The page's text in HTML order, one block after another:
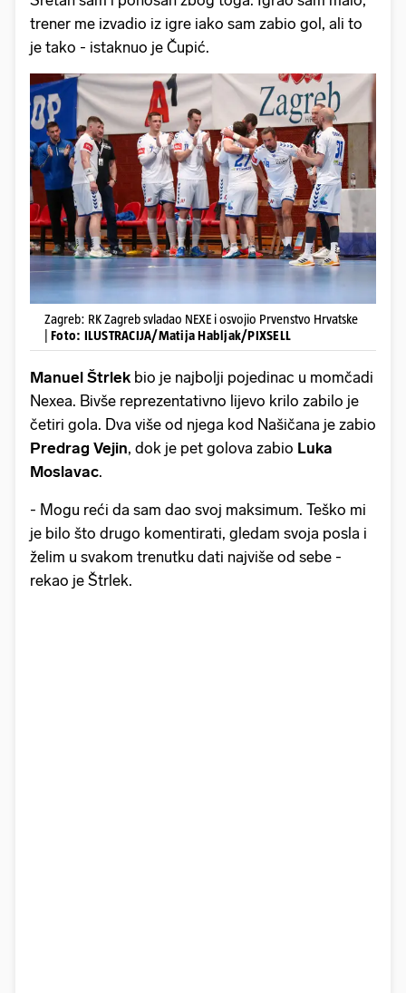
trener me izvadio iz igre iako sam zabio gol, ali to
je tako - istaknuo je Čupić.
Zagreb: RK Zagreb svladao NEXE i osvojio Prvenstvo Hrvatske
Foto: ILUSTRACIJA/Matija Habljak/PIXSELL
Manuel Štrlek bio je najbolji pojedinac u momčadi
Nexea. Bivše reprezentativno lijevo krilo zabilo je
četiri gola. Dva više od njega kod Našičana je zabio
Predrag Vejin, dok je pet golova zabio Luka
Moslavac.
- Mogu reći da sam dao svoj maksimum. Teško mi
je bilo što drugo komentirati, gledam svoja posla i
želim u svakom trenutku dati najviše od sebe -
rekao je Štrlek.